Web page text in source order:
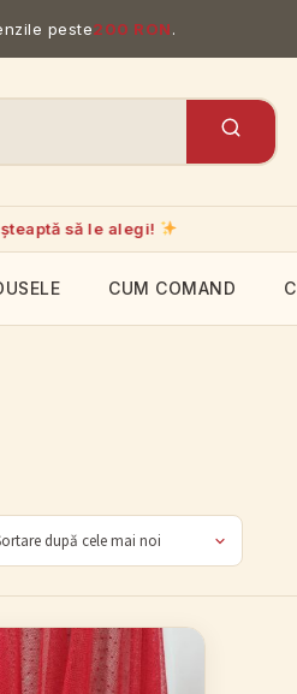
peste200 RON.
să le alegi!
CUM COMAND